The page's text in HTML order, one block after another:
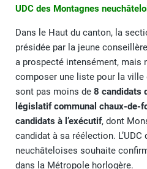
UDC des Montagnes
Dans le Haut du canton, la
présidée par la jeune
a prospecté intensément, mais
composer une liste pour la
sont pas moins de 8 candidats
législatif communal chaux-de-
candidats à l’exécutif, dont
candidat à sa réélection. L’UDC
neuchâteloises souhaite
dans la Métropole horlogère.